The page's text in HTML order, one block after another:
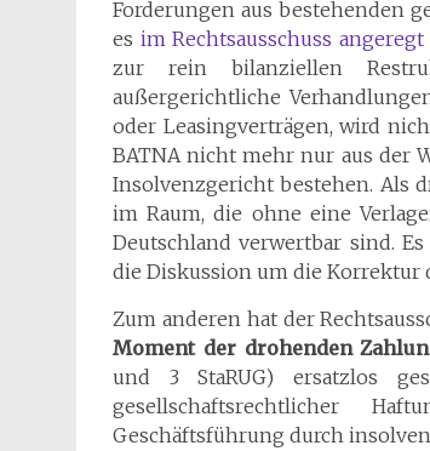
Forderungen aus bestehenden
es im Rechtsausschuss angeregt
zur rein bilanziellen
außergerichtliche
oder Leasingverträgen, wird
BATNA nicht mehr nur aus der
Insolvenzgericht bestehen. Als
im Raum, die ohne eine
Deutschland verwertbar sind.
die Diskussion um die Korrektur
Zum anderen hat der
Moment der drohenden
und 3 StaRUG) ersatzlos
gesellschaftsrechtlicher
Geschäftsführung durch